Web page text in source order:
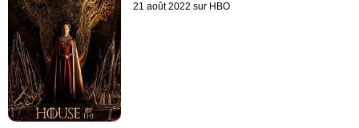
21 août 2022 sur HBO